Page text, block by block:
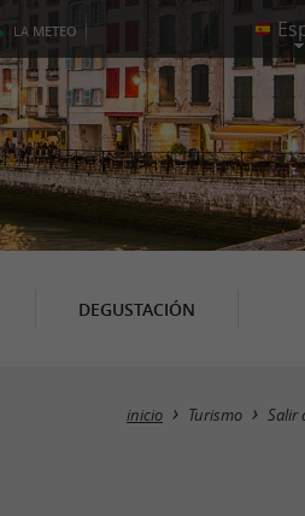
LA METEO
DEGUSTACIÓN
inicio Turismo Salir